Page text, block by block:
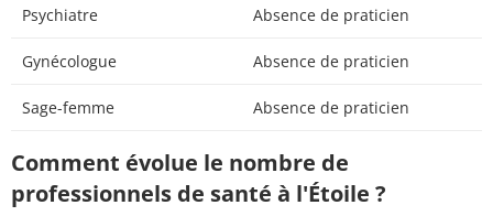
Psychiatre Absence de praticien
Gynécologue Absence de praticien
Sage-femme Absence de praticien
Comment évolue le nombre de
professionnels de santé à l'Étoile ?